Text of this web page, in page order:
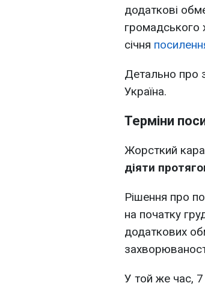
додаткові
громадського
січня
Детально про
Україна.
Терміни
Жорсткий
діяти
Рішення про
на початку
додаткових
У той же час, 7